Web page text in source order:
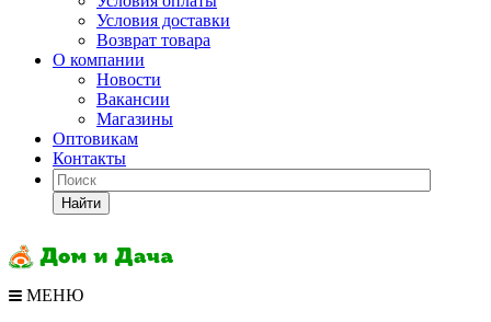
Условия доставки
Возврат товара
О компании
Новости
Вакансии
Магазины
Оптовикам
Контакты
Найти
МЕНЮ